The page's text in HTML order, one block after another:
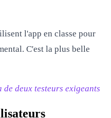
l'app en classe pour
C'est la plus belle
deux testeurs exigeants